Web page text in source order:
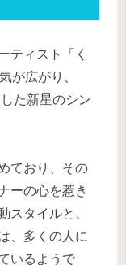
ティスト「く
が広がり、
た新星のシン
ており、その
ーの心を惹き
スタイルと、
、多くの人に
いるようで